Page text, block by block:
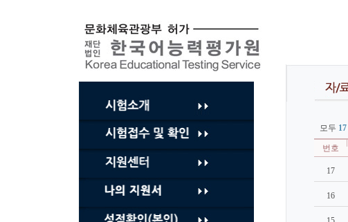
츠
바
로
기
모두 17
번호
17
16